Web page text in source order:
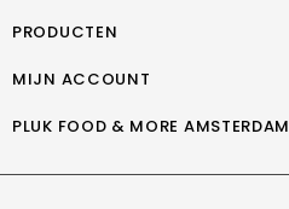
PRODUCTEN
MIJN ACCOUNT
PLUK FOOD & MORE AMSTERDAM